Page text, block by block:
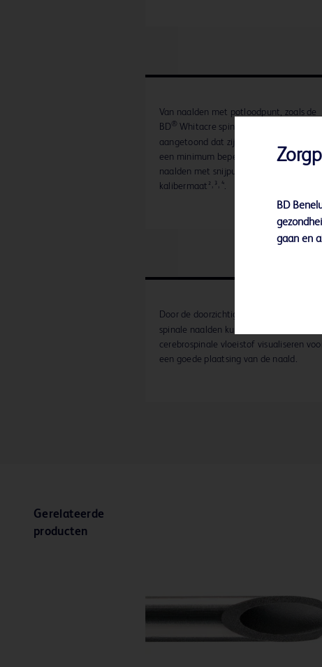
Van naalden met potloodpunt, zoals de
BD ®
Whitacre spinale naalden, is
aangetoond dat zij het risico op PDPH tot
een minimum beperken, vergeleken met
naalden met snijpunt met een grotere
kalibermaat²˒³˒⁴.
Door de doorzichtige hub van BD
spinale naalden kunnen anesthesisten
cerebrospinale vloeistof visualiseren
een goede plaatsing van de naald.
Gerelateerde
producten
BD
gaan en